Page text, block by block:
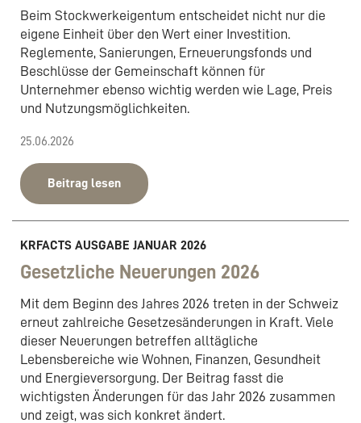
Beim Stockwerkeigentum entscheidet nicht nur die
eigene Einheit über den Wert einer Investition.
Reglemente, Sanierungen, Erneuerungsfonds und
Beschlüsse der Gemeinschaft können für
Unternehmer ebenso wichtig werden wie Lage, Preis
und Nutzungsmöglichkeiten.
25.06.2026
Beitrag lesen
KRFACTS AUSGABE JANUAR 2026
Gesetzliche Neuerungen 2026
Mit dem Beginn des Jahres 2026 treten in der Schweiz
erneut zahlreiche Gesetzesänderungen in Kraft. Viele
dieser Neuerungen betreffen alltägliche
Lebensbereiche wie Wohnen, Finanzen, Gesundheit
und Energieversorgung. Der Beitrag fasst die
wichtigsten Änderungen für das Jahr 2026 zusammen
und zeigt, was sich konkret ändert.